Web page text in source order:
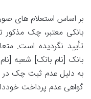
بر اساس استعلام های
بانکی معتبر، چک مذکور
تأیید نگردیده است.
بانک [نام بانک] شعبه
به دلیل عدم ثبت چک در
گواهی عدم پرداخت